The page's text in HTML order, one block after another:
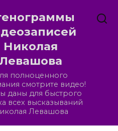
Николая
полноценного
смотрите видео!
даны для быстрого
всех высказываний
Левашова